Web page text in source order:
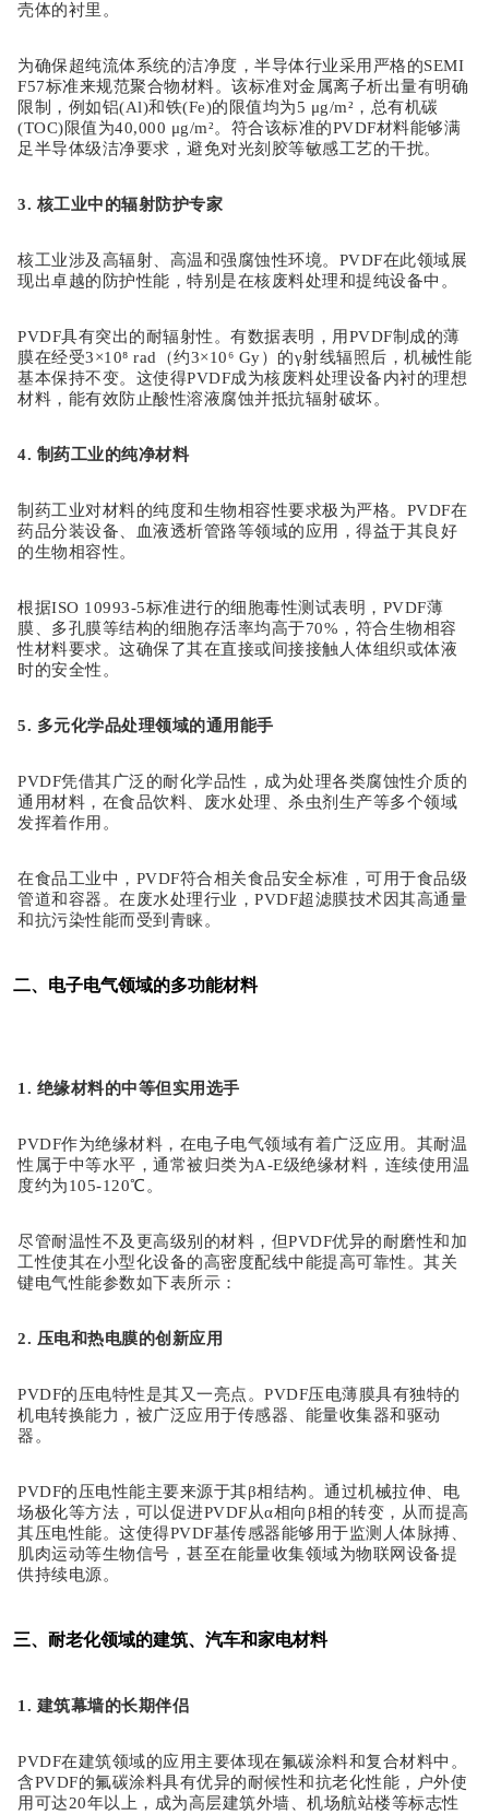
壳体的衬里。
为确保超纯流体系统的洁净度，半导体行业采用严格的SEMI
F57标准来规范聚合物材料。该标准对金属离子析出量有明确
限制，例如铝(Al)和铁(Fe)的限值均为5 μg/m²，总有机碳
(TOC)限值为40,000 μg/m²。符合该标准的PVDF材料能够满
足半导体级洁净要求，避免对光刻胶等敏感工艺的干扰。
3. 核工业中的辐射防护专家
核工业涉及高辐射、高温和强腐蚀性环境。 PVDF在此领域展
现出卓越的防护性能，特别是在核废料处理和提纯设备中。
PVDF具有突出的耐辐射性。有数据表明，用PVDF制成的薄
膜在经受3×10⁸ rad（约3×10⁶ Gy）的γ射线辐照后，机械性能
基本保持不变。这使得PVDF成为核废料处理设备内衬的理想
材料，能有效防止酸性溶液腐蚀并抵抗辐射破坏。
4. 制药工业的纯净材料
制药工业对材料的纯度和生物相容性要求极为严格。 PVDF在
药品分装设备、血液透析管路等领域的应用，得益于其良好
的生物相容性。
根据ISO 10993-5标准进行的细胞毒性测试表明，PVDF薄
膜、多孔膜等结构的细胞存活率均高于70%，符合生物相容
性材料要求。这确保了其在直接或间接接触人体组织或体液
时的安全性。
5. 多元化学品处理领域的通用能手
PVDF凭借其广泛的耐化学品性，成为处理各类腐蚀性介质的
通用材料，在食品饮料、废水处理、杀虫剂生产等多个领域
发挥着作用。
在食品工业中， PVDF符合相关食品安全标准，可用于食品级
管道和容器。在废水处理行业，PVDF超滤膜技术因其高通量
和抗污染性能而受到青睐。
二、电子电气领域的多功能材料
1. 绝缘材料的中等但实用选手
PVDF作为绝缘材料，在电子电气领域有着广泛应用。其耐温
性属于中等水平，通常被归类为A-E级绝缘材料，连续使用温
度约为105-120℃。
尽管耐温性不及更高级别的材料，但PVDF优异的耐磨性和加
工性使其在小型化设备的高密度配线中能提高可靠性。其关
键电气性能参数如下表所示：
2. 压电和热电膜的创新应用
PVDF的压电特性是其又一亮点。PVDF压电薄膜具有独特的
机电转换能力，被广泛应用于传感器、能量收集器和驱动
器。
PVDF的压电性能主要来源于其β相结构。通过机械拉伸、电
场极化等方法，可以促进PVDF从α相向β相的转变，从而提高
其压电性能。这使得PVDF基传感器能够用于监测人体脉搏、
肌肉运动等生物信号，甚至在能量收集领域为物联网设备提
供持续电源。
三、耐老化领域的建筑、汽车和家电材料
1. 建筑幕墙的长期伴侣
PVDF在建筑领域的应用主要体现在氟碳涂料和复合材料中。
含PVDF的氟碳涂料具有优异的耐候性和抗老化性能，户外使
用可达20年以上，成为高层建筑外墙、机场航站楼等标志性